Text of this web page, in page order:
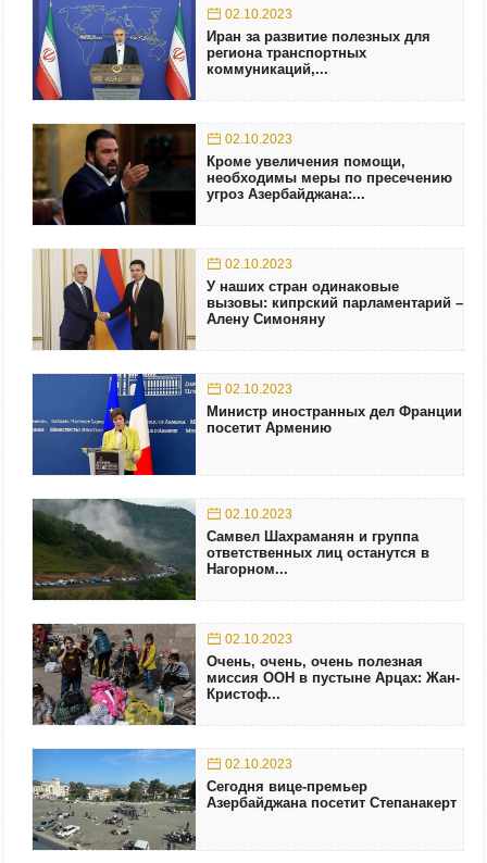
02.10.2023
Иран за развитие полезных для
региона транспортных
коммуникаций,...
02.10.2023
Кроме увеличения помощи,
необходимы меры по пресечению
угроз Азербайджана:...
02.10.2023
У наших стран одинаковые
вызовы: кипрский парламентарий –
Алену Симоняну
02.10.2023
Министр иностранных дел Франции
посетит Армению
02.10.2023
Самвел Шахраманян и группа
ответственных лиц останутся в
Нагорном...
02.10.2023
Очень, очень, очень полезная
миссия ООН в пустыне Арцах: Жан-
Кристоф...
02.10.2023
Сегодня вице-премьер
Азербайджана посетит Степанакерт